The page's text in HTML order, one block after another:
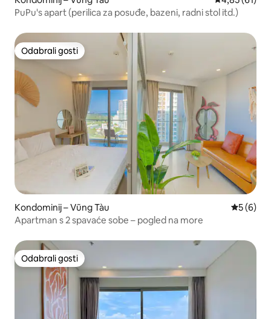
PuPu's apart (perilica za posuđe, bazeni, radni stol itd.)
Odabrali gosti
Odabrali gosti
Kondominij – Vũng Tàu
5 (6)
Apartman s 2 spavaće sobe – pogled na more
Odabrali gosti
Odabrali gosti